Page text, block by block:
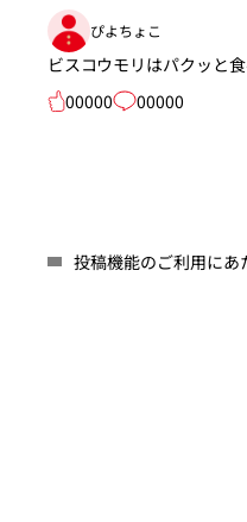
ぴよちょこ
ビスコウモリはパクッと
00000
00000
投稿機能のご利用にあ